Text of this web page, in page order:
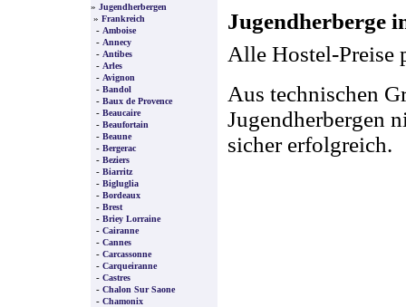
» Jugendherbergen
» Frankreich
- Amboise
- Annecy
- Antibes
- Arles
- Avignon
- Bandol
- Baux de Provence
- Beaucaire
- Beaufortain
- Beaune
- Bergerac
- Beziers
- Biarritz
- Bigluglia
- Bordeaux
- Brest
- Briey Lorraine
- Cairanne
- Cannes
- Carcassonne
- Carqueiranne
- Castres
- Chalon Sur Saone
- Chamonix
Jugendherberge
Alle Hostel-Preise
Aus technischen
Jugendherbergen
sicher erfolgreich.